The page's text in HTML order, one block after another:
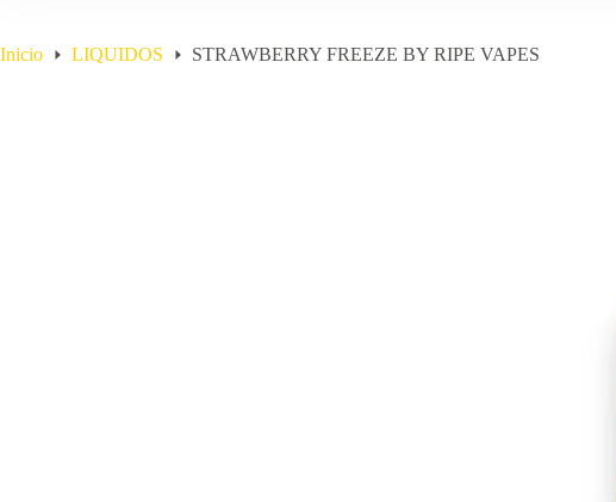
Inicio LIQUIDOS STRAWBERRY FREEZE BY RIPE VAPES